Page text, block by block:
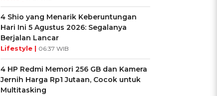
4 Shio yang Menarik Keberuntungan
Hari Ini 5 Agustus 2026: Segalanya
Berjalan Lancar
Lifestyle | 06:37 WIB
4 HP Redmi Memori 256 GB dan Kamera
Jernih Harga Rp1 Jutaan, Cocok untuk
Multitasking